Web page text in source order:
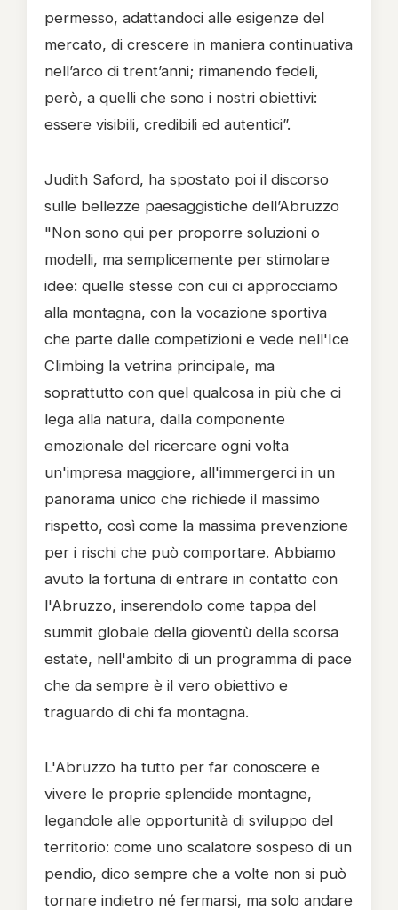
permesso, adattandoci alle esigenze del
mercato, di crescere in maniera continuativa
nell’arco di trent’anni; rimanendo fedeli,
però, a quelli che sono i nostri obiettivi:
essere visibili, credibili ed autentici”.
Judith Saford, ha spostato poi il discorso
sulle bellezze paesaggistiche dell’Abruzzo
"Non sono qui per proporre soluzioni o
modelli, ma semplicemente per stimolare
idee: quelle stesse con cui ci approcciamo
alla montagna, con la vocazione sportiva
che parte dalle competizioni e vede nell'Ice
Climbing la vetrina principale, ma
soprattutto con quel qualcosa in più che ci
lega alla natura, dalla componente
emozionale del ricercare ogni volta
un'impresa maggiore, all'immergerci in un
panorama unico che richiede il massimo
rispetto, così come la massima prevenzione
per i rischi che può comportare. Abbiamo
avuto la fortuna di entrare in contatto con
l'Abruzzo, inserendolo come tappa del
summit globale della gioventù della scorsa
estate, nell'ambito di un programma di pace
che da sempre è il vero obiettivo e
traguardo di chi fa montagna.
L'Abruzzo ha tutto per far conoscere e
vivere le proprie splendide montagne,
legandole alle opportunità di sviluppo del
territorio: come uno scalatore sospeso di un
pendio, dico sempre che a volte non si può
tornare indietro né fermarsi, ma solo andare